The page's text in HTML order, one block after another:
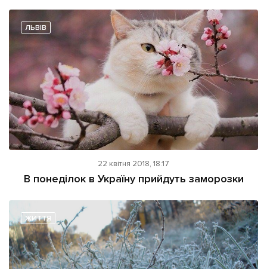
ЛЬВІВ
22 квітня 2018, 18:17
В понеділок в Україну прийдуть заморозки
ЖИТТЯ